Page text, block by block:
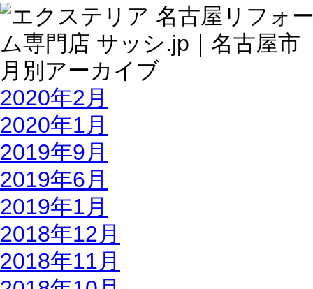
2020年2月
2020年1月
2019年9月
2019年6月
2019年1月
2018年12月
2018年11月